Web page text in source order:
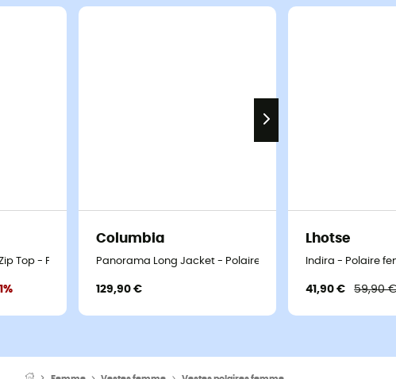
Top - Polaire femme
Columbia
Panorama Long Jacket - Polaire femme
129,90 €
Lhotse
Indira - Polaire
41,90 € 59,90